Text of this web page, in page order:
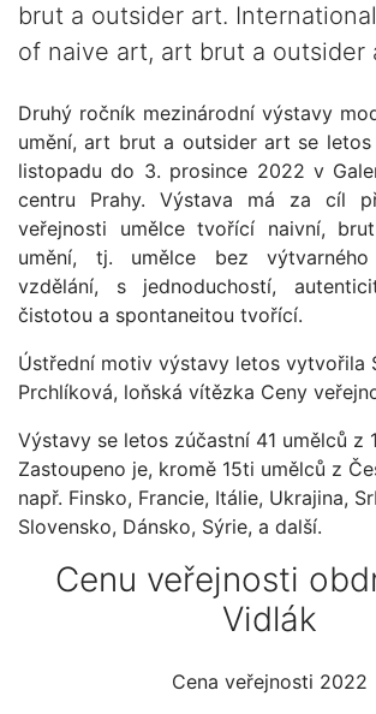
brut a outsider art.
of naive art, art brut a outsider
Druhý ročník mezinárodní výstavy
umění, art brut a outsider art se
listopadu do 3. prosince 2022 v
centru Prahy. Výstava má za cíl
veřejnosti umělce tvořící naivní,
umění, tj. umělce bez výtvarného
vzdělání, s jednoduchostí,
čistotou a spontaneitou tvořící.
Ústřední motiv výstavy letos vytvořila
Prchlíková, loňská vítězka Ceny
Výstavy se letos zúčastní 41 umělců z
Zastoupeno je, kromě 15ti umělců z
např. Finsko, Francie, Itálie, Ukrajina,
Slovensko, Dánsko, Sýrie, a další.
Cenu veřejnosti
Vidlák
Cena veřejnosti 2022